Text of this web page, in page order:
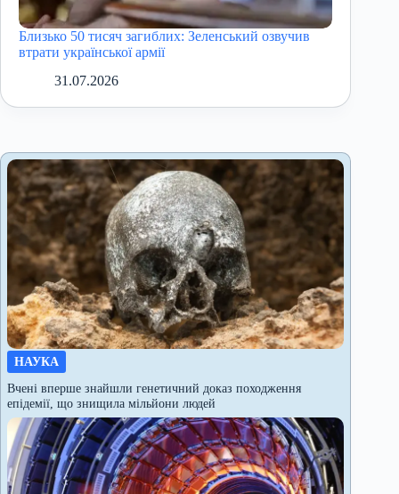
Близько 50 тисяч загиблих: Зеленський озвучив
втрати української армії
31.07.2026
НАУКА
Вчені вперше знайшли генетичний доказ походження
епідемії, що знищила мільйони людей